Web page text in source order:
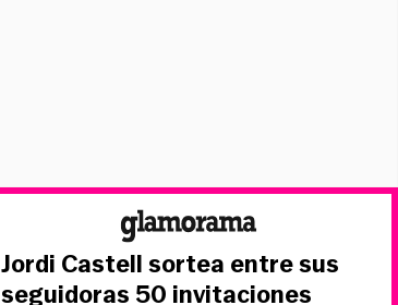
Jordi Castell sortea entre sus
seguidoras 50 invitaciones